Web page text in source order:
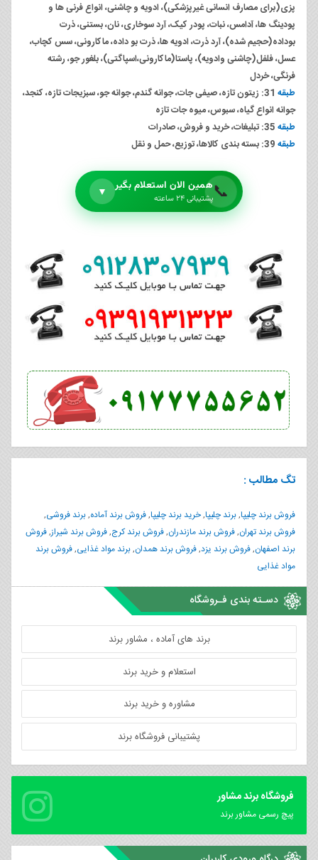
پزی(برای مصارف انسانی غیرپزشکی)، ادویه و چاشنی، انواع فرنی ها و
پودینگ ها، آدامس، نبات، پودر کیک، آرد سوخاری، نان، بستنی، ذرت
بوداده(حجیم شده)، آرد ذرت، ادویه ها، ذرت بو داده، ماکارونی، سس کچاب،
عسل، فلفل(چاشنی وادویه)، پاستا(ماکارونی،اسپاگتی)، بلغور جو، رشته
فرنگی، خردل
طبقه
31: زیتون تازه، صیفی جات، جوانه گندم، جوانه جو، سبزیجات تازه، کنجد،
جوانه انواع گیاه، سبوس، میوه جات تازه
طبقه
طبقه
📞همین الان استعلام بگیر
پشتیبانی ۲۴ ساعته
▼
تگ مطالب :
فروش برند چلیپا,برند چلیپا,خرید برند چلیپا,فروش برند آماده,برند فروشی,
فروش برند تهران,فروش برند مازندران,فروش برند کرج,فروش برند شیراز,فروش
برند اصفهان,فروش برند یزد,فروش برند همدان,برند مواد غذایی,فروش برند
مواد غذایی
دسـته بندی فـروشگاه
برند های آماده ، مشاور برند
استعلام و خرید برند
مشاوره و خرید برند
پشتیبانی فروشگاه برند
فروشگاه برند مشاور
پیچ رسمی مشاور برند